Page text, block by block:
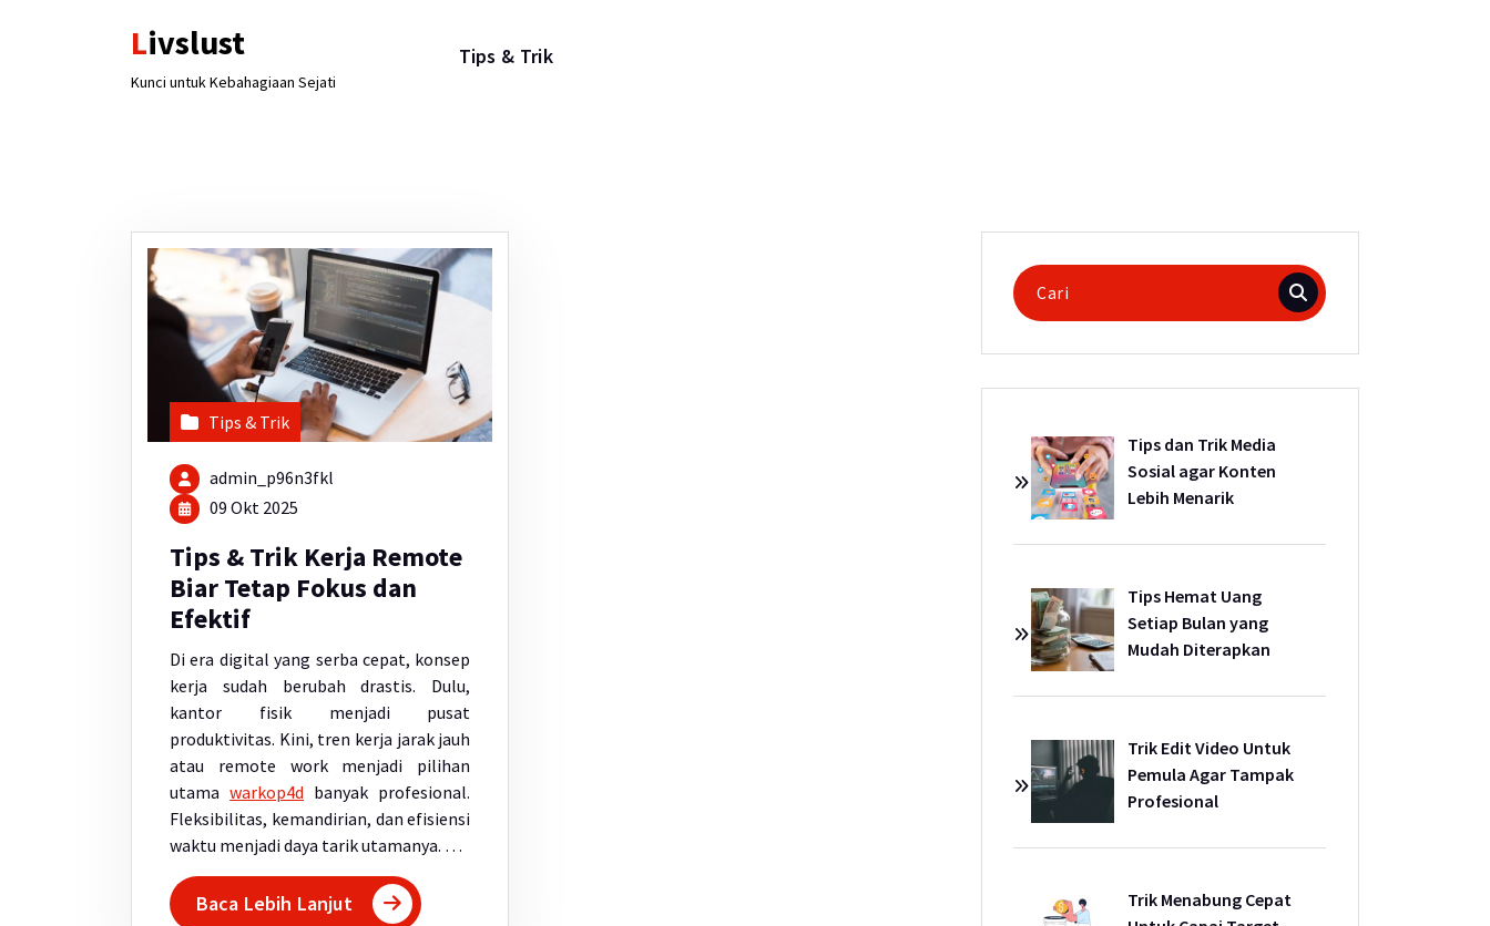
Livslust
Kunci untuk Kebahagiaan Sejati
Tips & Trik
Tips & Trik
admin_p96n3fkl
09 Okt 2025
Tips & Trik Kerja Remote
Biar Tetap Fokus dan
Efektif
Di era digital yang serba cepat, konsep
kerja sudah berubah drastis. Dulu,
kantor fisik menjadi pusat
produktivitas. Kini, tren kerja jarak jauh
atau remote work menjadi pilihan
utamawarkop4d banyak profesional.
Fleksibilitas, kemandirian, dan efisiensi
waktu menjadi daya tarik utamanya. …
Baca Lebih Lanjut
Pencarian
untuk:
Tips dan Trik Media
Sosial agar Konten
Lebih Menarik
Tips Hemat Uang
Setiap Bulan yang
Mudah Diterapkan
Trik Edit Video Untuk
Pemula Agar Tampak
Profesional
Trik Menabung Cepat